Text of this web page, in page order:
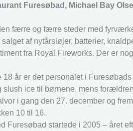
Furesøbad, Michael Bay
færre og færre steder med
af nytårsløjer, batterier,
fra Royal Fireworks. Der er
18 år er det personalet i
slush ice til børnene, mens
i gang den 27. december og
10 til 16.
Furesøbad startede i 2005 – året